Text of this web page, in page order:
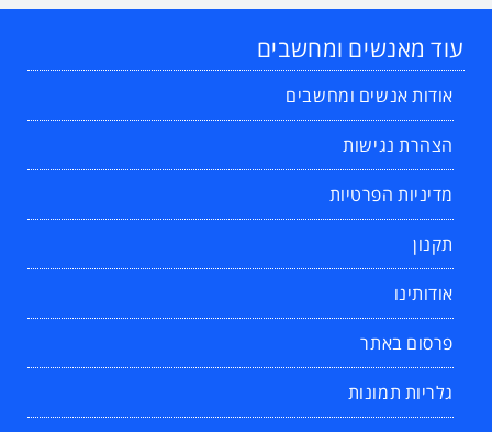
עוד מאנשים ומחשבים
אודות אנשים ומחשבים
הצהרת נגישות
מדיניות הפרטיות
תקנון
אודותינו
פרסום באתר
גלריות תמונות